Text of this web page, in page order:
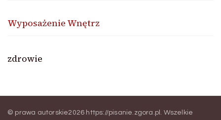
Wyposażenie Wnętrz
zdrowie
© prawa autorskie2026 https://pisanie.zgora.pl . Wszelkie